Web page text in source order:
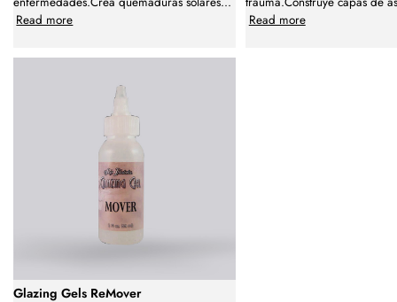
Read more
Read more
Glazing Gels ReMover